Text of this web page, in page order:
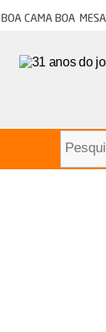
Boa cama boa mesa